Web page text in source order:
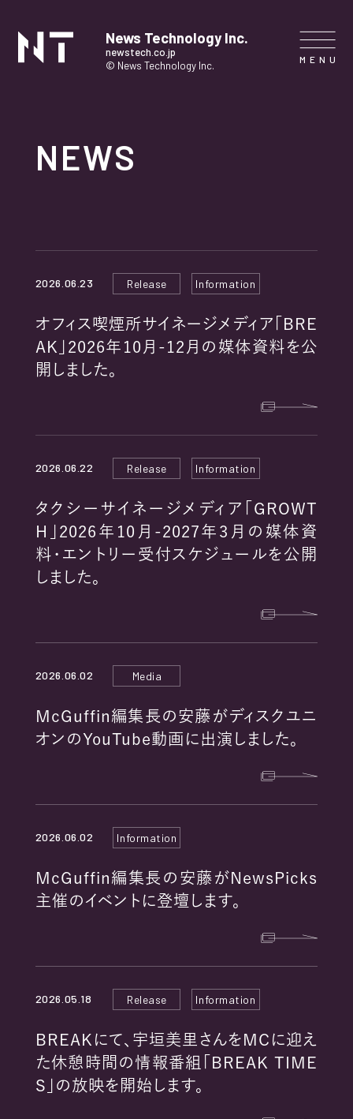
News Technology Inc.
newstech.co.jp
© News Technology Inc.
POLICY
POLICY
TRANSMISSION
NEWS
2026.06.23 Release Information
オフィス喫煙所サイネージメディア「BRE
AK」2026年10月-12月の媒体資料を公
開しました。
2026.06.22 Release Information
タクシーサイネージメディア「GROWT
H」2026年10月-2027年3月の媒体資
料・エントリー受付スケジュールを公開
しました。
2026.06.02 Media
McGuffin編集長の安藤がディスクユニ
オンのYouTube動画に出演しました。
2026.06.02 Information
McGuffin編集長の安藤がNewsPicks
主催のイベントに登壇します。
2026.05.18 Release Information
BREAKにて、宇垣美里さんをMCに迎え
た休憩時間の情報番組「BREAK TIME
S」の放映を開始します。